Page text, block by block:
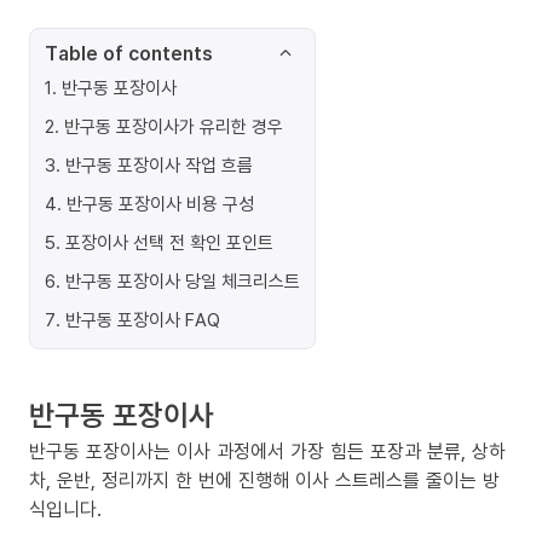
Table of contents
1. 반구동 포장이사
2. 반구동 포장이사가 유리한 경우
3. 반구동 포장이사 작업 흐름
4. 반구동 포장이사 비용 구성
5. 포장이사 선택 전 확인 포인트
6. 반구동 포장이사 당일 체크리스트
7. 반구동 포장이사 FAQ
반구동 포장이사
반구동 포장이사는 이사 과정에서 가장 힘든 포장과 분류, 상하
차, 운반, 정리까지 한 번에 진행해 이사 스트레스를 줄이는 방
식입니다.